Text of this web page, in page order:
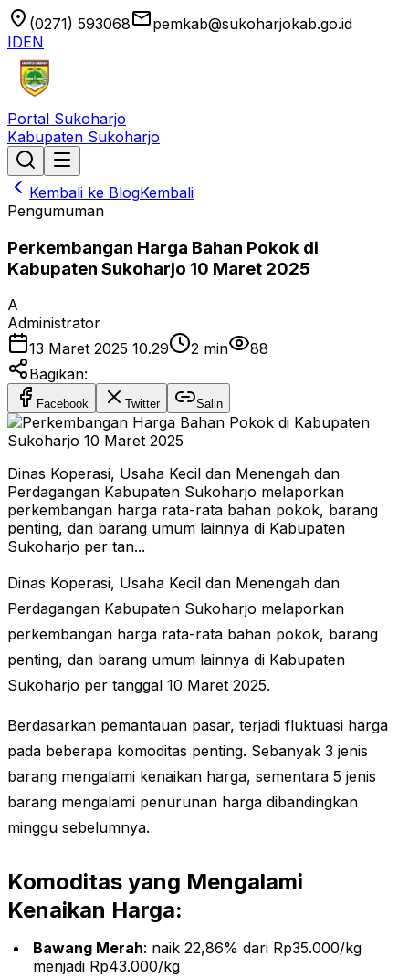
location_on (0271) 593068emailpemkab@sukoharjokab.go.id
IDEN
Portal Sukoharjo
Kabupaten Sukoharjo
Kembali ke BlogKembali
Pengumuman
Perkembangan Harga Bahan Pokok di
Kabupaten Sukoharjo 10 Maret 2025
A
Administrator
13 Maret 2025 10.29
2 min
88
Bagikan:
Facebook Twitter Salin
Dinas Koperasi, Usaha Kecil dan Menengah dan
Perdagangan Kabupaten Sukoharjo melaporkan
perkembangan harga rata-rata bahan pokok, barang
penting, dan barang umum lainnya di Kabupaten
Sukoharjo per tan...
Dinas Koperasi, Usaha Kecil dan Menengah dan
Perdagangan Kabupaten Sukoharjo melaporkan
perkembangan harga rata-rata bahan pokok, barang
penting, dan barang umum lainnya di Kabupaten
Sukoharjo per tanggal 10 Maret 2025.
Berdasarkan pemantauan pasar, terjadi fluktuasi harga
pada beberapa komoditas penting. Sebanyak 3 jenis
barang mengalami kenaikan harga, sementara 5 jenis
barang mengalami penurunan harga dibandingkan
minggu sebelumnya.
Komoditas yang Mengalami
Kenaikan Harga:
Bawang Merah: naik 22,86% dari Rp35.000/kg
menjadi Rp43.000/kg